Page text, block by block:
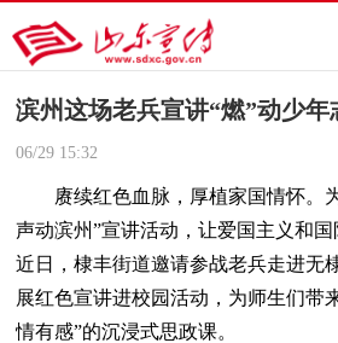
滨州这场老兵宣讲“燃”动少年
06/29 15:32
赓续红色血脉，厚植家国情怀。为
声动滨州”宣讲活动，让爱国主义和国
近日，棣丰街道邀请参战老兵走进无
展红色宣讲进校园活动，为师生们带
情有感”的沉浸式思政课。